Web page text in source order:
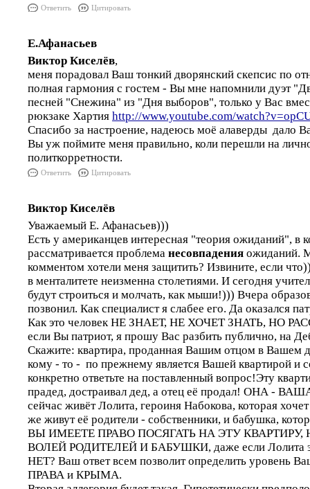
Ответить Цитировать
Е.Афанасьев
Виктор Киселёв,
меня порадовал Ваш тонкий дворянский скепсис по
полная гармония с гостем - Вы мне напомнили дуэт
песней "Снежина" из "Дня выборов", только у Вас
рюкзаке Хартия http://www.youtube.com/
Спасибо за настроение, надеюсь моё алаверды дало
Вы уж поймите меня правильно, коли перешли на
политкорретности.
Ответить Цитировать
Виктор Киселёв
Уважаемый Е. Афанасьев)))
Есть у американцев интересная "теория ожиданий", в
рассматривается проблема несовпадения ожиданий.
комментом хотели меня защитить? Извините, если
в менталитете неизменна столетиями. И сегодня
будут строиться и молчать, как мыши!))) Вчера
позвонил. Как специалист я слабее его. Да оказался
Как это человек НЕ ЗНАЕТ, НЕ ХОЧЕТ ЗНАТЬ, НО
если Вы патриот, я прошу Вас разбить публично, на
Скажите: квартира, проданная Вашим отцом в Вашем
кому - то - по прежнему является Вашей квартирой и
конкретно ответьте на поставленный вопрос!Эту
прадед, достраивал дед, а отец её продал! ОНА -
сейчас живёт Лолита, героиня Набокова, которая
же живут её родители - собственники, и бабушка,
ВЫ ИМЕЕТЕ ПРАВО ПОСЯГАТЬ НА ЭТУ КВАРТИРУ,
ВОЛЕЙ РОДИТЕЛЕЙ И БАБУШКИ, даже если Лолита
НЕТ? Ваш ответ всем позволит определить уровень
ПРАВА и КРЫМА.